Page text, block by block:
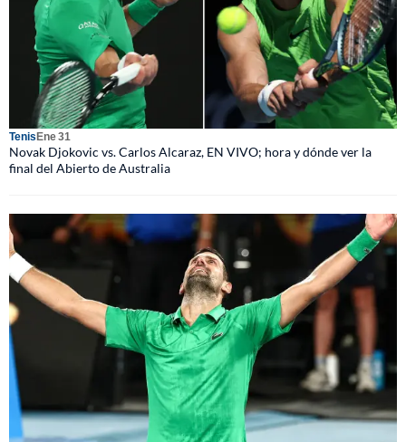
TenisEne 31
Novak Djokovic vs. Carlos Alcaraz, EN VIVO; hora y dónde ver la
final del Abierto de Australia